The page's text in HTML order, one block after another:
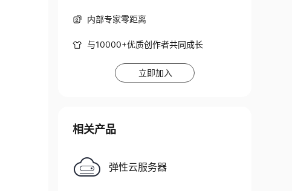
内部专家零距离
与10000+优质创作者共同成长
立即加入
相关产品
弹性云服务器